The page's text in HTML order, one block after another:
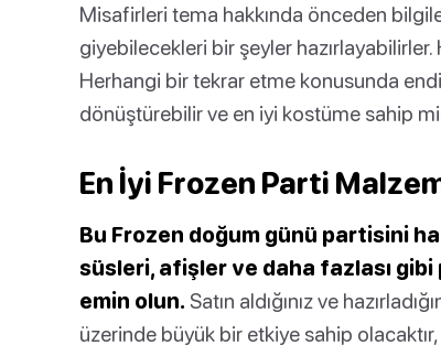
Misafirleri tema hakkında önceden
giyebilecekleri bir şeyler
Herhangi bir tekrar etme konusunda
dönüştürebilir ve en iyi kostüme sahip
En İyi Frozen Parti
Bu Frozen doğum günü partisini
süsleri, afişler ve daha fazlası gibi
emin olun. Satın aldığınız ve
üzerinde büyük bir etkiye sahip olacaktır,